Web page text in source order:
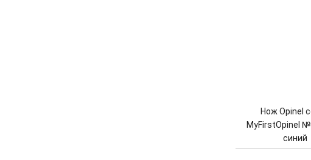
Нож Opinel
MyFirstOpinel
синий